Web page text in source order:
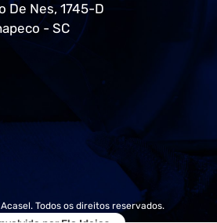
De Nes, 1745-D
- SC
Todos os direitos reservados.